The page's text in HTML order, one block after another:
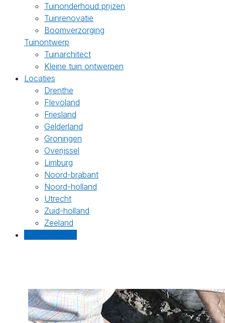
Tuinonderhoud prijzen
Tuinrenovatie
Boomverzorging
Tuinontwerp
Tuinarchitect
Kleine tuin ontwerpen
Locaties
Drenthe
Flevoland
Friesland
Gelderland
Groningen
Overijssel
Limburg
Noord-brabant
Noord-holland
Utrecht
Zuid-holland
Zeeland